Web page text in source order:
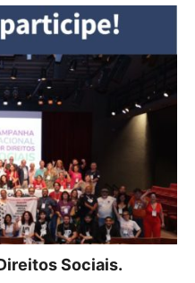
Sociais.